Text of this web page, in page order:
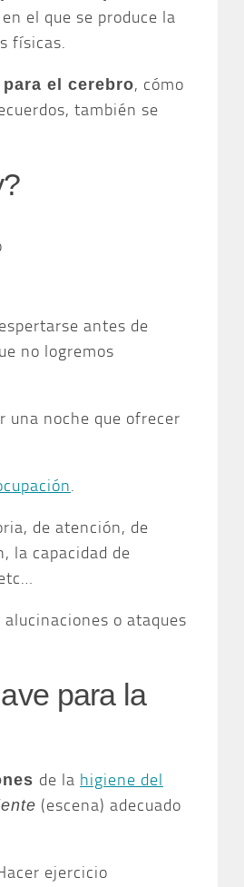
el que se produce la
físicas.
para el cerebro, cómo
también se
antes de
no logremos
una noche que ofrecer
.
de atención, de
la capacidad de
o ataques
para la
de la higiene del
(escena) adecuado
ejercicio